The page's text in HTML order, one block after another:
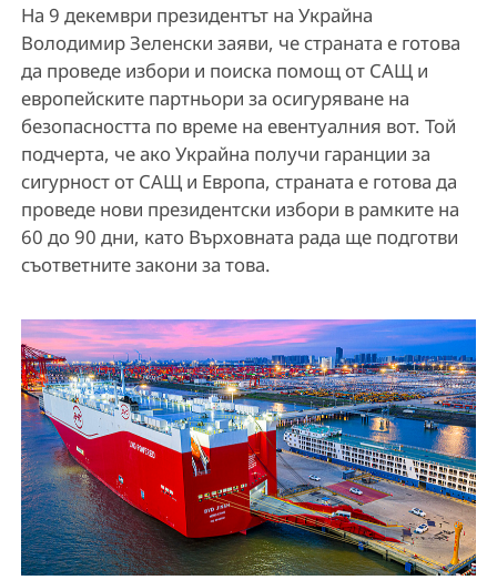
На 9 декември президентът на Украйна
Володимир Зеленски заяви, че страната е готова
да проведе избори и поиска помощ от САЩ и
европейските партньори за осигуряване на
безопасността по време на евентуалния вот. Той
подчерта, че ако Украйна получи гаранции за
сигурност от САЩ и Европа, страната е готова да
проведе нови президентски избори в рамките на
60 до 90 дни, като Върховната рада ще подготви
съответните закони за това.